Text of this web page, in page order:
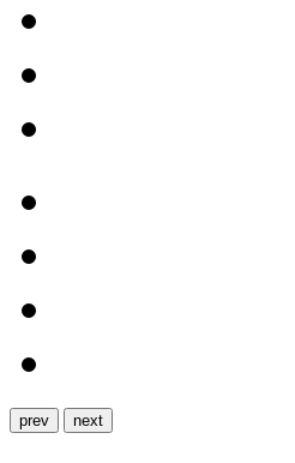
prev next